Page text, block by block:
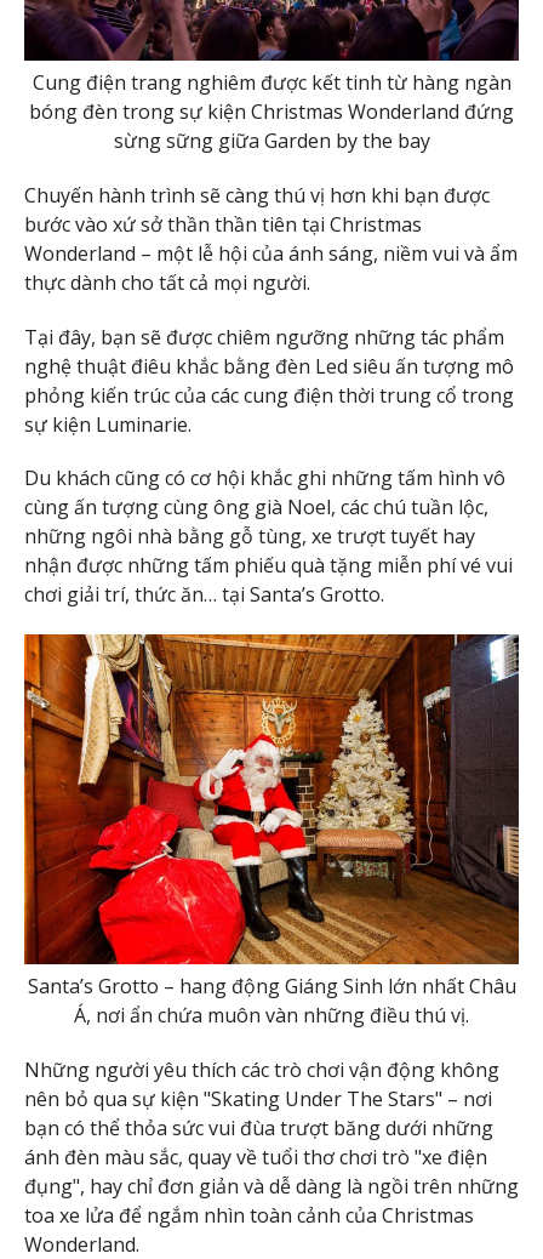
Cung điện trang nghiêm được kết tinh từ hàng ngàn
bóng đèn trong sự kiện Christmas Wonderland đứng
sừng sững giữa Garden by the bay
Chuyến hành trình sẽ càng thú vị hơn khi bạn được
bước vào xứ sở thần thần tiên tại Christmas
Wonderland – một lễ hội của ánh sáng, niềm vui và ẩm
thực dành cho tất cả mọi người.
Tại đây, bạn sẽ được chiêm ngưỡng những tác phẩm
nghệ thuật điêu khắc bằng đèn Led siêu ấn tượng mô
phỏng kiến trúc của các cung điện thời trung cổ trong
sự kiện Luminarie.
Du khách cũng có cơ hội khắc ghi những tấm hình vô
cùng ấn tượng cùng ông già Noel, các chú tuần lộc,
những ngôi nhà bằng gỗ tùng, xe trượt tuyết hay
nhận được những tấm phiếu quà tặng miễn phí vé vui
chơi giải trí, thức ăn… tại Santa’s Grotto.
Santa’s Grotto – hang động Giáng Sinh lớn nhất Châu
Á, nơi ẩn chứa muôn vàn những điều thú vị.
Những người yêu thích các trò chơi vận động không
nên bỏ qua sự kiện "Skating Under The Stars" – nơi
bạn có thể thỏa sức vui đùa trượt băng dưới những
ánh đèn màu sắc, quay về tuổi thơ chơi trò "xe điện
đụng", hay chỉ đơn giản và dễ dàng là ngồi trên những
toa xe lửa để ngắm nhìn toàn cảnh của Christmas
Wonderland.